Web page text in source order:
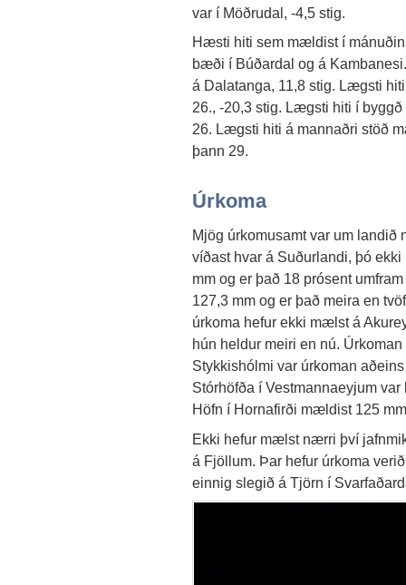
var í Möðrudal, -4,5 stig.
Hæsti hiti sem mældist í
bæði í Búðardal og á
á Dalatanga, 11,8 stig. Lægsti
26., -20,3 stig. Lægsti hiti í
26. Lægsti hiti á mannaðri stöð
þann 29.
Úrkoma
Mjög úrkomusamt var um landið
víðast hvar á Suðurlandi, þó
mm og er það 18 prósent
127,3 mm og er það meira en
úrkoma hefur ekki mælst á
hún heldur meiri en nú.
Stykkishólmi var úrkoman
Stórhöfða í Vestmannaeyjum
Höfn í Hornafirði mældist 125
Ekki hefur mælst nærri því
á Fjöllum. Þar hefur úrkoma
einnig slegið á Tjörn í